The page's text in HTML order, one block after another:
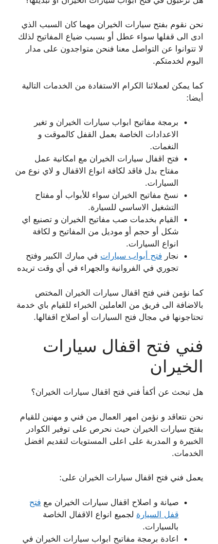
نحن نقوم بفتح سيارات الخيران مهما كان السبب الذي
ادى الى قفلها سواء عطل أو بسبب ضياع المفاتيح لذلك
لا تتوانوا عن التواصل معنا فنحن متواجدون على مدار
اليوم لخدمتكم.
كما يمكن لعملائنا الكرام الاستفادة من الخدمات التالية
أيضا:
برمجة مفاتيح ابواب سيارات الخيران و تغير
الاعدادات الخاصة بعمل القفل كالموقت و
النغمات.
فتح اقفال سيارات الخيران مع امكانية عمل
مفتاح بدل فاقد لكافة انواع الاقفال و لاي نوع من
السيارات.
نسخ مفاتيح الخيران سواء للأبواب أو مفتاح
التشغيل الاساسي للسيارة.
القيام بخدمات صب مفاتيح الخيران و تصنيع اي
شكل أو حجم أو موديل من المفاتيح و لكافة
انواع السيارات.
نجار فتح أبواب سيارات في مبارك الكبير وفتح
تجوري في الفروانية والجهراء في أي وقت تريده
كما نؤمن فني فتح اقفال سيارات الخيران المختص
بالاضافة الى فريق من العاملين الخبراء للقيام باي خدمة
تحتاجونها في مجال فتح السيارات أو اصلاح اقفالها.
فني فتح اقفال سيارات
الخيران
هل تبحث عن أكفأ فني فتح اقفال سيارات الخيران؟
نحن نتعاقد و نؤمن امهر العمال من فني و مهنين للقيام
بفتح سيارات الخيران حيث نحرص على توفير الكوادر
الخبيرة و المدربة على اعلى المستويات لتقديم افضل
الخدمات.
يعمل فني فتح اقفال سيارات الخيران على:
صيانة و اصلاح اقفال سيارات الخيران مع فتح
قفل السيارة لجميع انواع الاقفال الخاصة
بالسيارات.
اعادة برمجة مفاتيح ابواب سيارات الخيران في